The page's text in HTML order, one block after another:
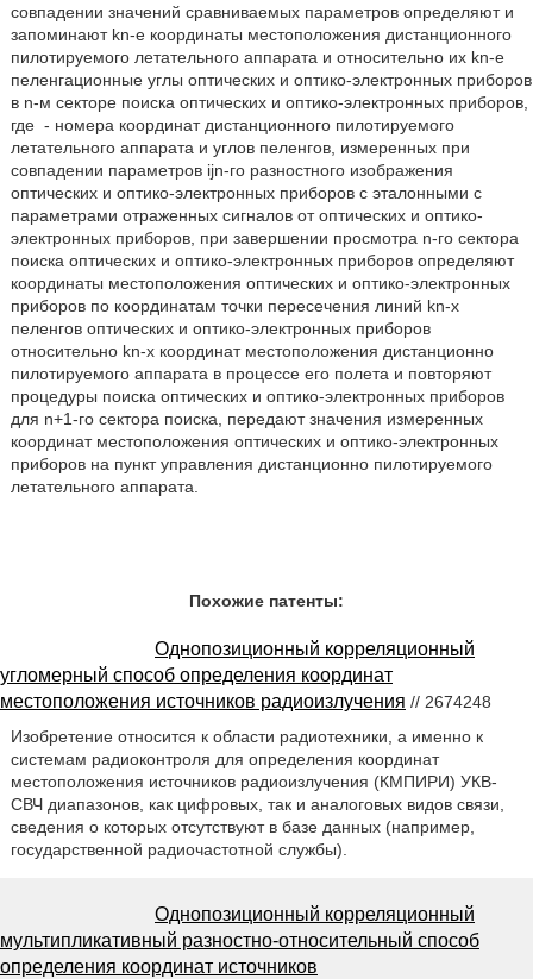
совпадении значений сравниваемых параметров определяют и
запоминают kn-е координаты местоположения дистанционного
пилотируемого летательного аппарата и относительно их kn-е
пеленгационные углы оптических и оптико-электронных приборов
в n-м секторе поиска оптических и оптико-электронных приборов,
где - номера координат дистанционного пилотируемого
летательного аппарата и углов пеленгов, измеренных при
совпадении параметров ijn-го разностного изображения
оптических и оптико-электронных приборов с эталонными с
параметрами отраженных сигналов от оптических и оптико-
электронных приборов, при завершении просмотра n-го сектора
поиска оптических и оптико-электронных приборов определяют
координаты местоположения оптических и оптико-электронных
приборов по координатам точки пересечения линий kn-х
пеленгов оптических и оптико-электронных приборов
относительно kn-х координат местоположения дистанционно
пилотируемого аппарата в процессе его полета и повторяют
процедуры поиска оптических и оптико-электронных приборов
для n+1-го сектора поиска, передают значения измеренных
координат местоположения оптических и оптико-электронных
приборов на пункт управления дистанционно пилотируемого
летательного аппарата.
Похожие патенты:
Однопозиционный корреляционный
угломерный способ определения координат
местоположения источников радиоизлучения // 2674248
Изобретение относится к области радиотехники, а именно к
системам радиоконтроля для определения координат
местоположения источников радиоизлучения (КМПИРИ) УКВ-
СВЧ диапазонов, как цифровых, так и аналоговых видов связи,
сведения о которых отсутствуют в базе данных (например,
государственной радиочастотной службы).
Однопозиционный корреляционный
мультипликативный разностно-относительный способ
определения координат источников